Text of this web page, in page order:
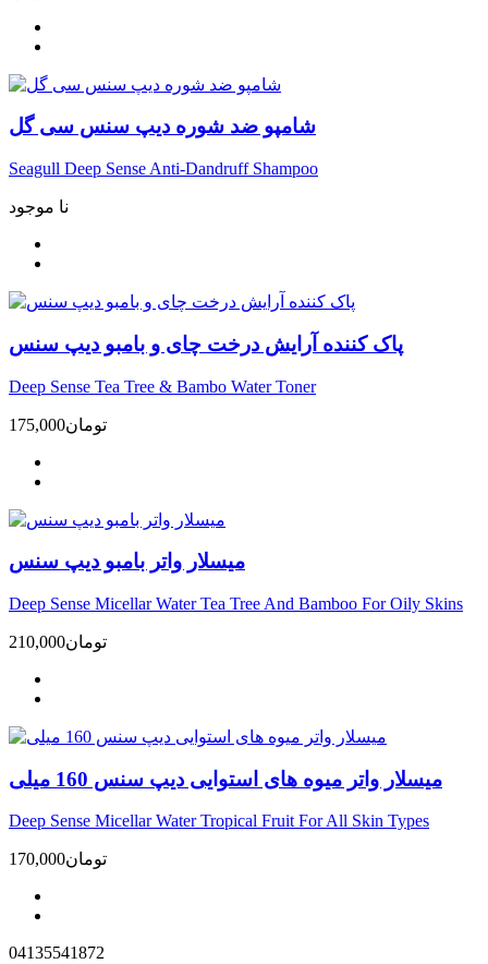
شامپو ضد شوره دیپ سنس سی گل
Seagull Deep Sense Anti-Dandruff Shampoo
نا موجود
پاک کننده آرایش درخت چای و بامبو دیپ سنس
Deep Sense Tea Tree & Bambo Water Toner
175,000تومان
میسلار واتر بامبو دیپ سنس
Deep Sense Micellar Water Tea Tree And Bamboo For Oily Skins
210,000تومان
میسلار واتر میوه های استوایی دیپ سنس 160 میلی
Deep Sense Micellar Water Tropical Fruit For All Skin Types
170,000تومان
04135541872